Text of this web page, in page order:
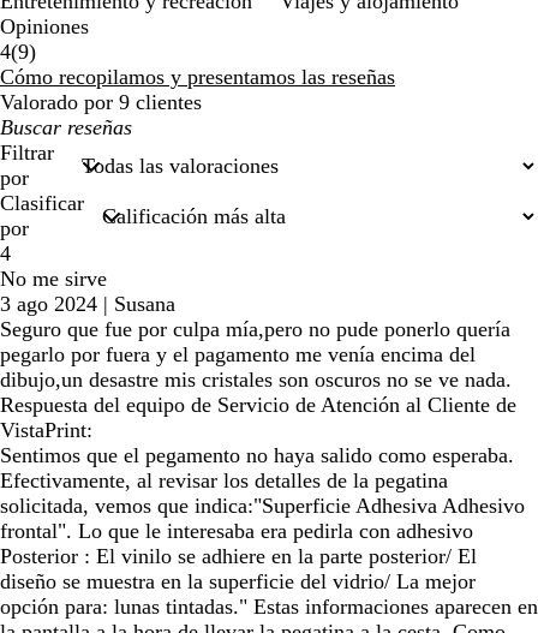
Opiniones
4(99
reseñas
)
Cómo recopilamos y presentamos las reseñas
Valorado por 9 clientes
Mis
búsquedas
Filtrar
por
Clasificar
por
4
No me sirve
3 ago 2024 | Susana
Seguro que fue por culpa mía,pero no pude ponerlo quería
pegarlo por fuera y el pagamento me venía encima del
dibujo,un desastre mis cristales son oscuros no se ve nada.
Respuesta del equipo de Servicio de Atención al Cliente de
VistaPrint:
Sentimos que el pegamento no haya salido como esperaba.
Efectivamente, al revisar los detalles de la pegatina
solicitada, vemos que indica:"Superficie Adhesiva Adhesivo
frontal". Lo que le interesaba era pedirla con adhesivo
Posterior : El vinilo se adhiere en la parte posterior/ El
diseño se muestra en la superficie del vidrio/ La mejor
opción para: lunas tintadas." Estas informaciones aparecen en